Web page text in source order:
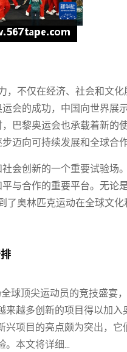
不仅在经济、社会和文化
会的成功，中国向世界展
巴黎奥运会也承载着新的
迈向可持续发展和全球合作
会创新的一个重要试验场
与合作的重要平台。无论
奥林匹克运动在全球文
球顶尖运动员的竞技盛宴
越多创新的项目得以加入
项目的亮点颇为突出，它
。本文将详细...